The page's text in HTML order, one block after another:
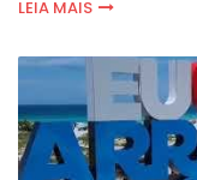
LEIA MAIS